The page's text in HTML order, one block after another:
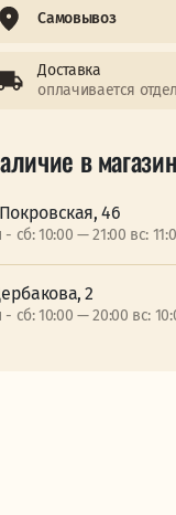
Самовывоз
Доставка
оплачивается
в
46
- сб: 10:00 — 21:00 вс:
2
- сб: 10:00 — 20:00 вс: